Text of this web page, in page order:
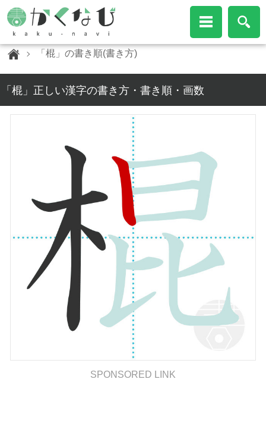
「棍」の書き順(書き方)
「棍」正しい漢字の書き方・書き順・画数
SPONSORED LINK